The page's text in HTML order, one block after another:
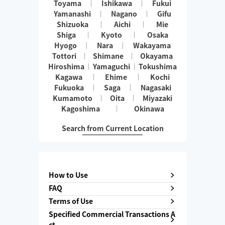
Toyama Ishikawa
Fukui
Yamanashi
Nagano
Gifu
Shizuoka
Aichi
Mie
Shiga
Kyoto
Osaka
Hyogo
Nara
Wakayama
Tottori
Shimane
Okayama
Hiroshima
Yamaguchi
Tokushima
Kagawa
Ehime
Kochi
Fukuoka
Saga
Nagasaki
Kumamoto
Oita
Miyazaki
Kagoshima
Okinawa
Search from Current Location
How to Use
FAQ
Terms of Use
Specified Commercial Transactions A